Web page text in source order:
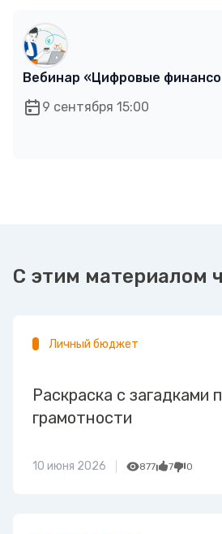
Вебинар «Цифровые
9 сентября 15:00
С этим материалом
Личный бюджет
Раскраска с загадками
грамотности
10 июня 2026 877 7 0